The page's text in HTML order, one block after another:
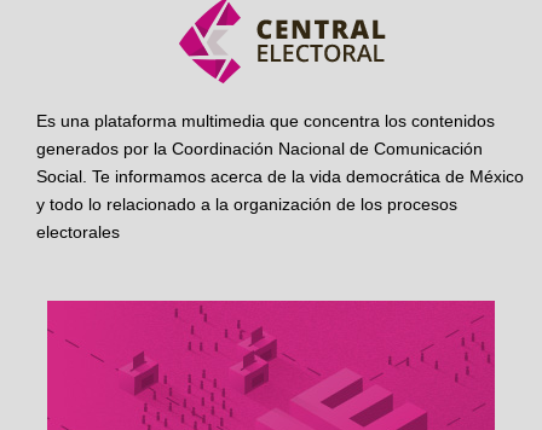
Es una plataforma multimedia que concentra los contenidos
generados por la Coordinación Nacional de Comunicación
Social. Te informamos acerca de la vida democrática de México
y todo lo relacionado a la organización de los procesos
electorales